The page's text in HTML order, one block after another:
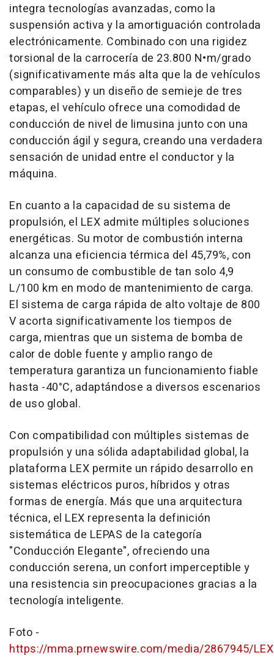
integra tecnologías avanzadas, como la
suspensión activa y la amortiguación controlada
electrónicamente. Combinado con una rigidez
torsional de la carrocería de 23.800 N•m/grado
(significativamente más alta que la de vehículos
comparables) y un diseño de semieje de tres
etapas, el vehículo ofrece una comodidad de
conducción de nivel de limusina junto con una
conducción ágil y segura, creando una verdadera
sensación de unidad entre el conductor y la
máquina.
En cuanto a la capacidad de su sistema de
propulsión, el LEX admite múltiples soluciones
energéticas. Su motor de combustión interna
alcanza una eficiencia térmica del 45,79%, con
un consumo de combustible de tan solo 4,9
L/100 km en modo de mantenimiento de carga.
El sistema de carga rápida de alto voltaje de 800
V acorta significativamente los tiempos de
carga, mientras que un sistema de bomba de
calor de doble fuente y amplio rango de
temperatura garantiza un funcionamiento fiable
hasta -40°C, adaptándose a diversos escenarios
de uso global.
Con compatibilidad con múltiples sistemas de
propulsión y una sólida adaptabilidad global, la
plataforma LEX permite un rápido desarrollo en
sistemas eléctricos puros, híbridos y otras
formas de energía. Más que una arquitectura
técnica, el LEX representa la definición
sistemática de LEPAS de la categoría
"Conducción Elegante", ofreciendo una
conducción serena, un confort imperceptible y
una resistencia sin preocupaciones gracias a la
tecnología inteligente.
Foto -
https://mma.prnewswire.com/media/2867945/